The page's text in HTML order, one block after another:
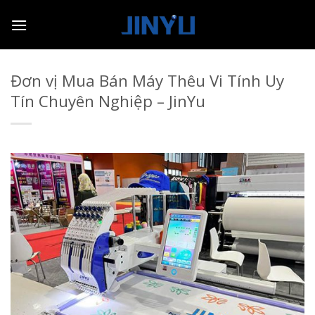
Đơn vị Mua Bán Máy Thêu Vi Tính Uy
Tín Chuyên Nghiệp – JinYu